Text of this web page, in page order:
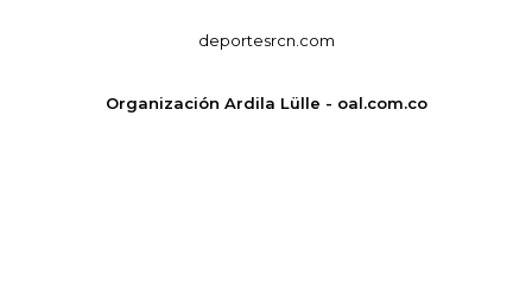
deportesrcn.com
Organización Ardila Lülle - oal.com.co